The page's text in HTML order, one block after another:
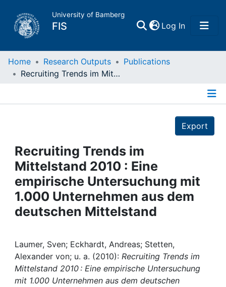
University of Bamberg
FIS Log In(current)
Home
Projects
People
Institutions
My FIS
Help
Home Research Outputs
Publications
Recruiting Trends im Mittelstand 2010 : Eine empirische Untersuchung mit 1.000 Unternehmen aus dem deutschen Mittelstand
Export
Recruiting Trends im
Mittelstand 2010 : Eine
empirische Untersuchung mit
1.000 Unternehmen aus dem
deutschen Mittelstand
Laumer, Sven; Eckhardt, Andreas; Stetten,
Alexander von; u. a. (2010): Recruiting Trends im
Mittelstand 2010 : Eine empirische Untersuchung
mit 1.000 Unternehmen aus dem deutschen